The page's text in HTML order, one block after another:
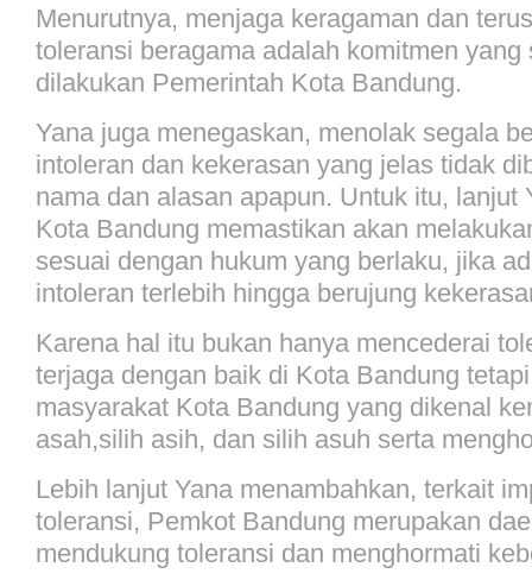
Menurutnya, menjaga keragaman dan
toleransi beragama adalah komitmen yang
dilakukan Pemerintah Kota Bandung.
Yana juga menegaskan, menolak segala
intoleran dan kekerasan yang jelas tidak
nama dan alasan apapun. Untuk itu, lanjut
Kota Bandung memastikan akan
sesuai dengan hukum yang berlaku, jika
intoleran terlebih hingga berujung
Karena hal itu bukan hanya mencederai
terjaga dengan baik di Kota Bandung
masyarakat Kota Bandung yang dikenal
asah,silih asih, dan silih asuh serta
Lebih lanjut Yana menambahkan, terkait
toleransi, Pemkot Bandung merupakan
mendukung toleransi dan menghormati